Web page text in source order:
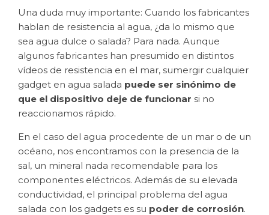
Una duda muy importante: Cuando los fabricantes
hablan de resistencia al agua, ¿da lo mismo que
sea agua dulce o salada? Para nada. Aunque
algunos fabricantes han presumido en distintos
vídeos de resistencia en el mar, sumergir cualquier
gadget en agua salada puede ser sinónimo de
que el dispositivo deje de funcionar si no
reaccionamos rápido.
En el caso del agua procedente de un mar o de un
océano, nos encontramos con la presencia de la
sal, un mineral nada recomendable para los
componentes eléctricos. Además de su elevada
conductividad, el principal problema del agua
salada con los gadgets es su poder de corrosión.